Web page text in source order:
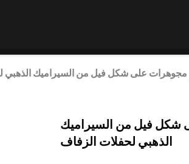
على شكل فيل من السيراميك الذهبي
شكل فيل من السيراميك
الذهبي لحفلات الزفاف